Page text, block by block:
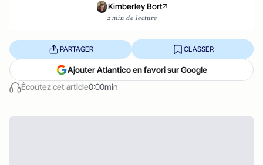
Kimberley Bort
2 min de lecture
Écoutez cet article0:00min
PARTAGER CLASSER
Ajouter Atlantico en favori sur Google